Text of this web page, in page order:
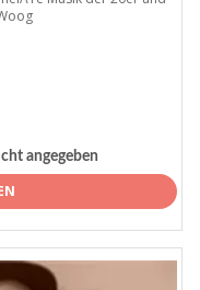
angegeben